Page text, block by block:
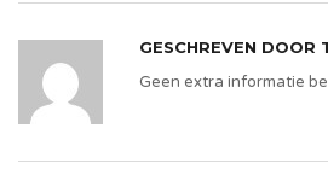
GESCHREVEN DOOR
Geen extra informatie